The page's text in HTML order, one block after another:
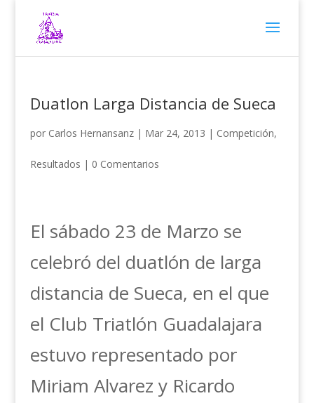
Duatlon Larga Distancia de Sueca
por Carlos Hernansanz | Mar 24, 2013 | Competición,
Resultados | 0 Comentarios
El sábado 23 de Marzo se
celebró del duatlón de larga
distancia de Sueca, en el que
el Club Triatlón Guadalajara
estuvo representado por
Miriam Alvarez y Ricardo